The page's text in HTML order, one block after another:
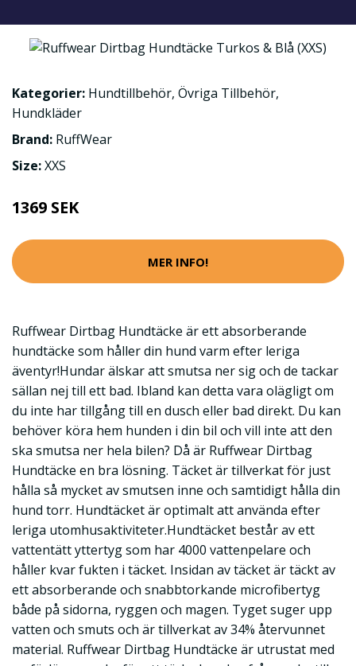
Kategorier: Hundtillbehör, Övriga Tillbehör,
Hundkläder
Brand: RuffWear
Size:XXS
1369 SEK
MER INFO!
Ruffwear Dirtbag Hundtäcke är ett absorberande
hundtäcke som håller din hund varm efter leriga
äventyr!Hundar älskar att smutsa ner sig och de tackar
sällan nej till ett bad. Ibland kan detta vara olägligt om
du inte har tillgång till en dusch eller bad direkt. Du kan
behöver köra hem hunden i din bil och vill inte att den
ska smutsa ner hela bilen? Då är Ruffwear Dirtbag
Hundtäcke en bra lösning. Täcket är tillverkat för just
hålla så mycket av smutsen inne och samtidigt hålla din
hund torr. Hundtäcket är optimalt att använda efter
leriga utomhusaktiviteter.Hundtäcket består av ett
vattentätt yttertyg som har 4000 vattenpelare och
håller kvar fukten i täcket. Insidan av täcket är täckt av
ett absorberande och snabbtorkande microfibertyg
både på sidorna, ryggen och magen. Tyget suger upp
vatten och smuts och är tillverkat av 34% återvunnet
material. Ruffwear Dirtbag Hundtäcke är utrustat med